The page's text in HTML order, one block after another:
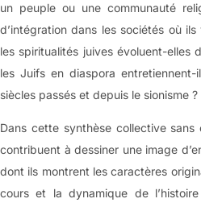
un peuple ou une communauté
d’intégration dans les sociétés où
les spiritualités juives évoluent-elles
les Juifs en diaspora
siècles passés et depuis le sionisme ?
Dans cette synthèse collective
contribuent à dessiner une image
dont ils montrent les caractères
cours et la dynamique de